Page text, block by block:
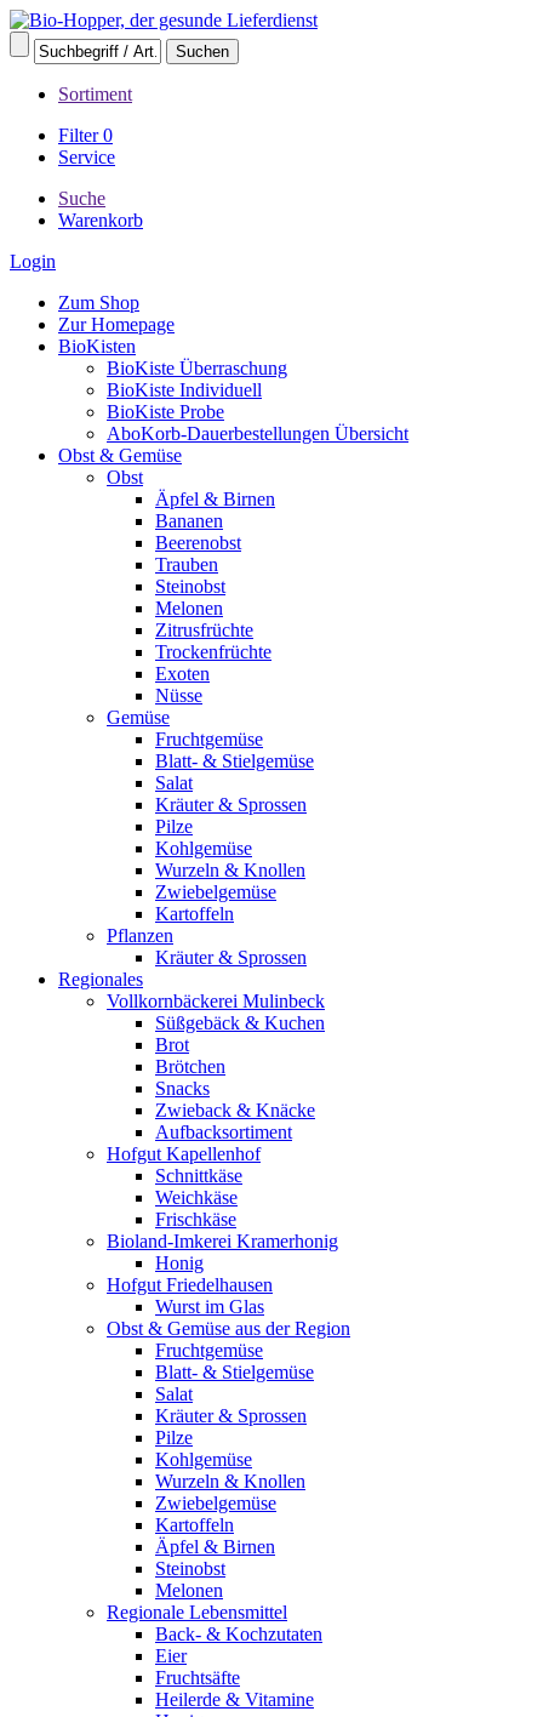
Sortiment
Filter0
Service
Suche
Warenkorb
Login
Zum Shop
Zur Homepage
BioKisten
BioKiste Überraschung
BioKiste Individuell
BioKiste Probe
AboKorb-Dauerbestellungen Übersicht
Obst & Gemüse
Obst
Äpfel & Birnen
Bananen
Beerenobst
Trauben
Steinobst
Melonen
Zitrusfrüchte
Trockenfrüchte
Exoten
Nüsse
Gemüse
Fruchtgemüse
Blatt- & Stielgemüse
Salat
Kräuter & Sprossen
Pilze
Kohlgemüse
Wurzeln & Knollen
Zwiebelgemüse
Kartoffeln
Pflanzen
Kräuter & Sprossen
Regionales
Vollkornbäckerei Mulinbeck
Süßgebäck & Kuchen
Brot
Brötchen
Snacks
Zwieback & Knäcke
Aufbacksortiment
Hofgut Kapellenhof
Schnittkäse
Weichkäse
Frischkäse
Bioland-Imkerei Kramerhonig
Honig
Hofgut Friedelhausen
Wurst im Glas
Obst & Gemüse aus der Region
Fruchtgemüse
Blatt- & Stielgemüse
Salat
Kräuter & Sprossen
Pilze
Kohlgemüse
Wurzeln & Knollen
Zwiebelgemüse
Kartoffeln
Äpfel & Birnen
Steinobst
Melonen
Regionale Lebensmittel
Back- & Kochzutaten
Eier
Fruchtsäfte
Heilerde & Vitamine